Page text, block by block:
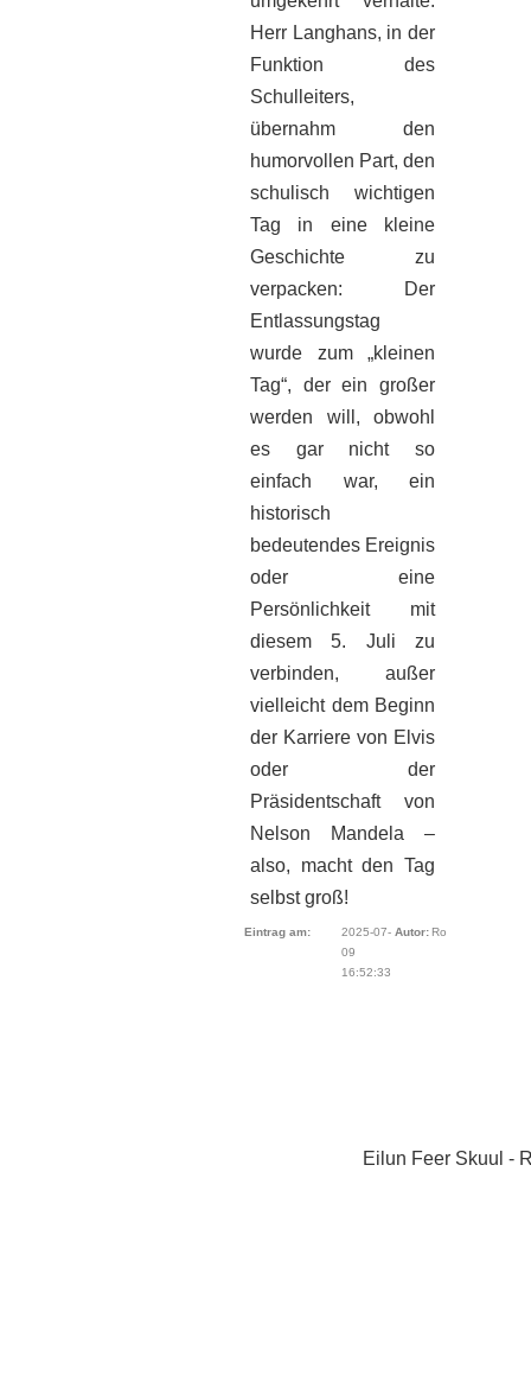
Herr Langhans, in der
Funktion des
Schulleiters,
übernahm den
humorvollen Part, den
schulisch wichtigen
Tag in eine kleine
Geschichte zu
verpacken: Der
Entlassungstag
wurde zum „kleinen
Tag“, der ein großer
werden will, obwohl
es gar nicht so
einfach war, ein
historisch
bedeutendes Ereignis
oder eine
Persönlichkeit mit
diesem 5. Juli zu
verbinden, außer
vielleicht dem Beginn
der Karriere von Elvis
oder der
Präsidentschaft von
Nelson Mandela –
also, macht den Tag
selbst groß!
Eintrag am:
2025-07-
09
16:52:33
Autor: Ro
Eilun Feer Skuul -